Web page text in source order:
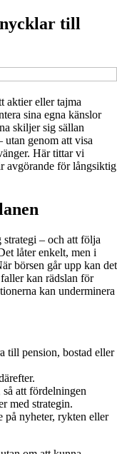
till
aktier eller tajma
sina egna känslor
skiljer sig sällan
genom att visa
Här tittar vi
avgörande för långsiktig
– och att följa
låter enkelt, men i
börsen går upp kan det
kan rädslan för
kan underminera
till pension, bostad eller
så att fördelningen
med strategin.
på nyheter, rykten eller